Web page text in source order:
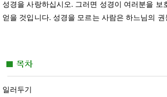
성경을 사랑하십시오. 그러면 성경이 여러분을
얻을 것입니다. 성경을 모르는 사람은 하느님의
일러두기